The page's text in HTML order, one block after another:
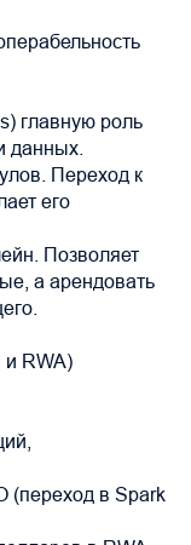
главную роль
данных.
Переход к
его
Позволяет
а арендовать
RWA)
(переход в Spark